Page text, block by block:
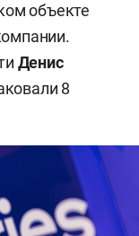
объекте
Денис
8